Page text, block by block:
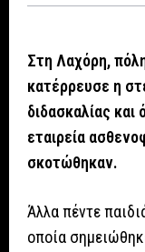
Στη Λαχόρη,
κατέρρευσε η
διδασκαλίας
εταιρεία
σκοτώθηκαν.
Άλλα πέντε
οποία